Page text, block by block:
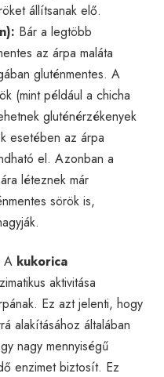
állítsanak elő.
Bár a legtöbb
az árpa maláta
gluténmentes. A
(mint például a chicha
gluténérzékenyek
esetében az árpa
el. Azonban a
léteznek már
sörök is,
A kukorica
aktivitása
Ez azt jelenti, hogy
alakításához általában
nagy mennyiségű
enzimet biztosít. Ez